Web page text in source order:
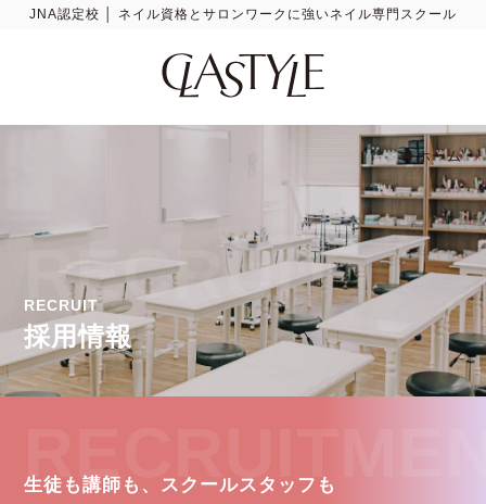
JNA認定校 │ ネイル資格とサロンワークに強いネイル専門スクール
ホーム
RECRUIT
採用情報
RECRUIT
生徒も講師も、スクールスタッフも